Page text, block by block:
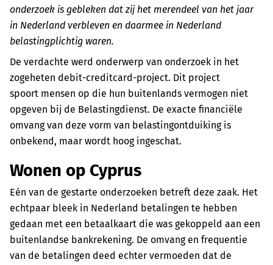
onderzoek is gebleken dat zij het merendeel van het jaar
in Nederland verbleven en daarmee in Nederland
belastingplichtig waren.
De verdachte werd onderwerp van onderzoek in het
zogeheten debit-creditcard-project. Dit project
spoort mensen op die hun buitenlands vermogen niet
opgeven bij de Belastingdienst. De exacte financiële
omvang van deze vorm van belastingontduiking is
onbekend, maar wordt hoog ingeschat.
Wonen op Cyprus
Eén van de gestarte onderzoeken betreft deze zaak. Het
echtpaar bleek in Nederland betalingen te hebben
gedaan met een betaalkaart die was gekoppeld aan een
buitenlandse bankrekening. De omvang en frequentie
van de betalingen deed echter vermoeden dat de